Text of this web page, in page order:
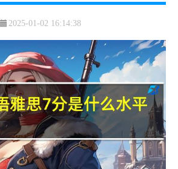
2025-01-02 16:14:38